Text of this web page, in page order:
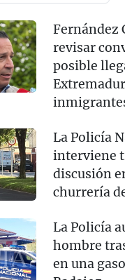
Fernández
revisar
posible
La Policía
interviene
discusión
churrería
La Policía
hombre
en una